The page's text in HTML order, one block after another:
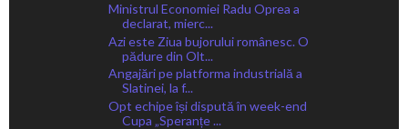
Ministrul Economiei Radu Oprea a
declarat, mierc...
Azi este Ziua bujorului românesc. O
pădure din Olt...
Angajări pe platforma industrială a
Slatinei, la f...
Opt echipe își dispută în week-end
Cupa „Speranțe ...